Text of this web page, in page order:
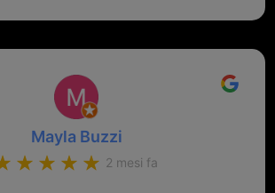
qui per qualsiasi altro problema.
Mayla Buzzi
2 mesi fa